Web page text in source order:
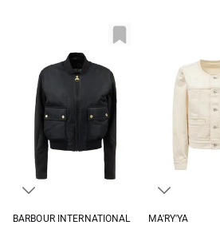
BARBOUR INTERNATIONAL
MA'RY'YA